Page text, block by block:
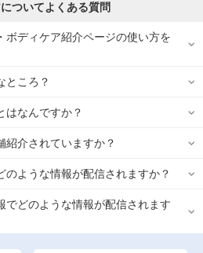
わり条件を変更
ついてよくある質問
ボディケア紹介ページの使い方を
ところ？
はなんですか？
紹介されていますか？
のような情報が配信されますか？
でどのような情報が配信されます